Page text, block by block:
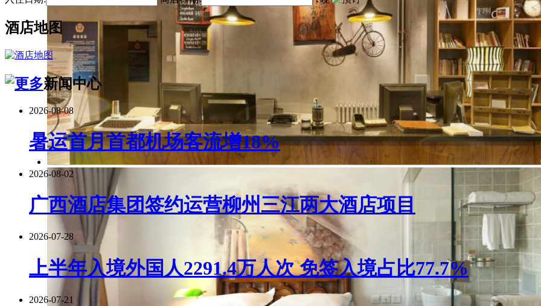
酒店地图
新闻中心
2026-08-08
暑运首月首都机场客流增18%
2026-08-02
广西酒店集团签约运营柳州三江两大酒店项目
2026-07-28
上半年入境外国人2291.4万人次 免签入境占比77.7%
2026-07-21